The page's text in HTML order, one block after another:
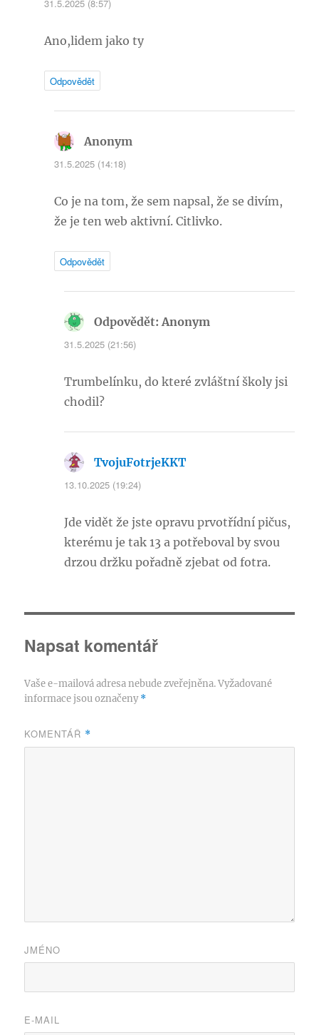
31.5.2025 (8:57)
Ano,lidem jako ty
Odpovědět
Anonym
31.5.2025 (14:18)
Co je na tom, že sem napsal, že se divím,
že je ten web aktivní. Citlivko.
Odpovědět
Odpovědět: Anonym
31.5.2025 (21:56)
Trumbelínku, do které zvláštní školy jsi
chodil?
TvojuFotrjeKKT
13.10.2025 (19:24)
Jde vidět že jste opravu prvotřídní pičus,
kterému je tak 13 a potřeboval by svou
drzou držku pořadně zjebat od fotra.
Napsat komentář
Vaše e-mailová adresa nebude zveřejněna. Vyžadované
informace jsou označeny*
KOMENTÁŘ *
JMÉNO
E-MAIL